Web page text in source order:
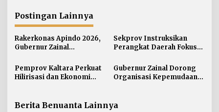
g
a
s
i
o
Postingan Lainnya
Rakerkonas Apindo 2026,
Gubernur Zainal
Strategis Kaltara ke
Perwakilan Negara
Sekprov Instruksikan
Perangkat Daerah Fokus
Pemprov Kaltara Perkuat
Hilirisasi dan Ekonomi
Gubernur Zainal Dorong
Organisasi Kepemudaan
Berita Benuanta Lainnya